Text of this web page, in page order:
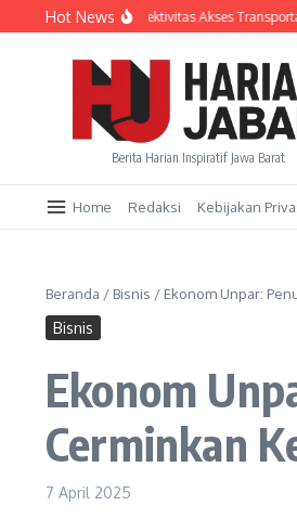
Lewati ke konten
Hot News
Konektivitas Akses Transportasi ke
Berita Harian Inspiratif Jawa Barat
Home Redaksi Kebijakan
Beranda / Bisnis / Ekonom Unpar:
Bisnis
Ekonom
Cerminkan
7 April 2025